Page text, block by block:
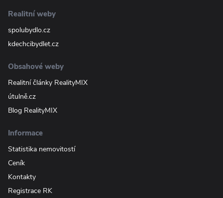
Realitní weby
spolubydlo.cz
kdechcibydlet.cz
Obsahové weby
Realitní články RealityMIX
útulně.cz
Blog RealityMIX
Informace
Statistika nemovitostí
Ceník
Kontakty
Registrace RK